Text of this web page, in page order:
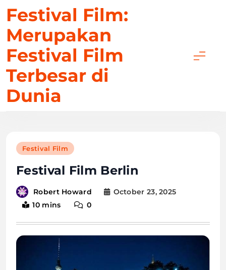
content
Festival Film:
Merupakan
Festival Film
Terbesar di
Dunia
Festival Film
Festival Film Berlin
Robert Howard
October 23, 2025
10 mins
0